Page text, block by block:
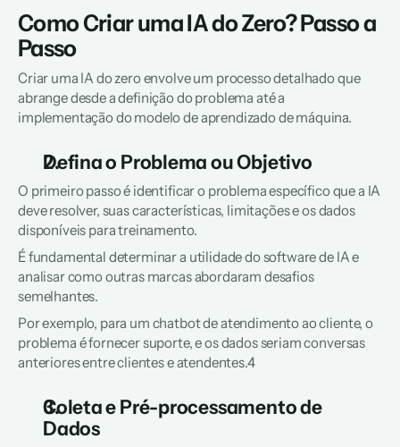
Como Criar uma IA do Zero? Passo a
Passo
Criar uma IA do zero envolve um processo detalhado que
abrange desde a definição do problema até a
implementação do modelo de aprendizado de máquina.
Defina o Problema ou Objetivo
O primeiro passo é identificar o problema específico que a IA
deve resolver, suas características, limitações e os dados
disponíveis para treinamento.
É fundamental determinar a utilidade do software de IA e
analisar como outras marcas abordaram desafios
semelhantes.
Por exemplo, para um chatbot de atendimento ao cliente, o
problema é fornecer suporte, e os dados seriam conversas
anteriores entre clientes e atendentes.4
Coleta e Pré-processamento de
Dados